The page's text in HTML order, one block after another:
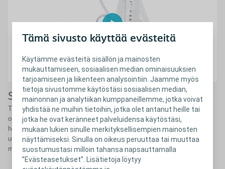
Tämä sivusto käyttää evästeitä
Käytämme evästeitä sisällön ja mainosten
mukauttamiseen, sosiaalisen median ominaisuuksien
tarjoamiseen ja liikenteen analysointiin. Jaamme myös
tietoja sivustomme käytöstäsi sosiaalisen median,
mainonnan ja analytiikan kumppaneillemme, jotka voivat
yhdistää ne muihin tietoihin, jotka olet antanut heille tai
jotka he ovat keränneet palveluidensa käytöstäsi,
mukaan lukien sinulle merkityksellisempien mainosten
näyttämiseksi. Sinulla on oikeus peruuttaa tai muuttaa
suostumustasi milloin tahansa napsauttamalla
”Evästeasetukset”. Lisätietoja löytyy
Suolihuuhtelu ja Peristeen®Plus
Tutustu Peristeen Plus -suolihuuhtelujärjestelmän uusiin
ominaisuuksiin. Peristeen Plus on Coloplastin suolihuuhtelulaite
henkilöille, jotka kärsivät ulosteinkontinenssista tai kroonisesta
ummetuksesta. Peristeenin käyttö minimoi ulosteen karkaamiseen
mahdollisuuden.